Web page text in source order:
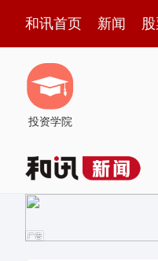
和讯首页 新闻
投资学院